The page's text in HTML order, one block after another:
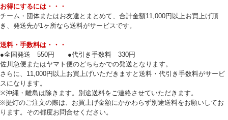
お得にするには・・・
チーム・団体またはお友達とまとめて、合計金額11,000円以上お買上げ頂
き、発送先が1ヶ所なら送料がサービスです。
送料・手数料は・・・
●全国発送 550円 ●代引き手数料 330円
佐川急便またはヤマト便のどちらかでの発送となります。
さらに、11,000円以上お買上げいただきますと送料・代引き手数料がサービ
スになります。
※沖縄・離島は除きます。別途送料をご連絡させていただきます。
※提灯のご注文の際は、お買上げ金額にかかわらず別途送料をお願いしてお
ります。その都度お問合せください。